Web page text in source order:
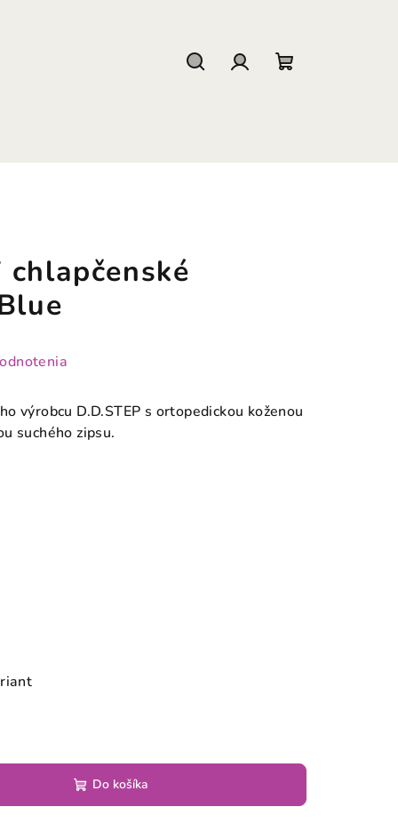
chlapčenské
výrobcu D.D.STEP s ortopedickou koženou
suchého zipsu.
Do košíka